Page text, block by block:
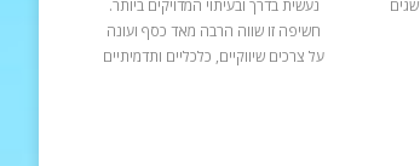
נעשית בדרך ובעיתוי המדויקים ביותר.
חשיפה זו שווה הרבה מאד כסף ועונה
על צרכים שיווקיים, כלכליים ותדמיתיים